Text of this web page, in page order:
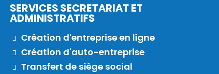
SERVICES SECRETARIAT ET
ADMINISTRATIFS
Création d'entreprise en ligne
Création d'auto-entreprise
Transfert de siège social